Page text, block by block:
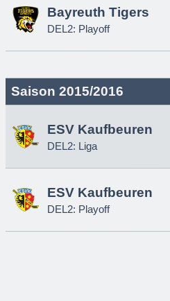
Bayreuth Tigers
DEL2: Playoff
Saison 2015/2016
ESV Kaufbeuren
DEL2: Liga
ESV Kaufbeuren
DEL2: Playoff